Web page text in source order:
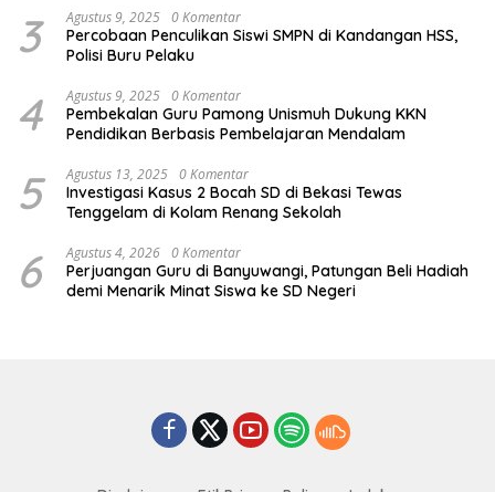
3 Agustus 9, 2025 0 Komentar
Percobaan Penculikan Siswi SMPN di Kandangan HSS,
Polisi Buru Pelaku
4 Agustus 9, 2025 0 Komentar
Pembekalan Guru Pamong Unismuh Dukung KKN
Pendidikan Berbasis Pembelajaran Mendalam
5 Agustus 13, 2025 0 Komentar
Investigasi Kasus 2 Bocah SD di Bekasi Tewas
Tenggelam di Kolam Renang Sekolah
6 Agustus 4, 2026 0 Komentar
Perjuangan Guru di Banyuwangi, Patungan Beli Hadiah
demi Menarik Minat Siswa ke SD Negeri